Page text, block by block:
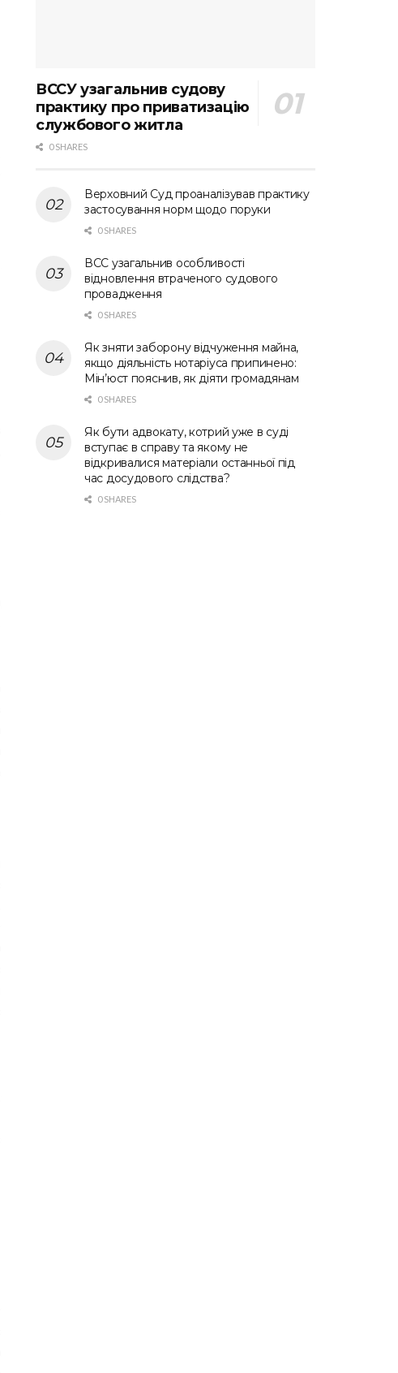
ВССУ узагальнив судову
практику про приватизацію
службового житла
0 SHARES
Верховний Суд проаналізував практику
застосування норм щодо поруки
0 SHARES
ВСС узагальнив особливості
відновлення втраченого судового
провадження
0 SHARES
Як зняти заборону відчуження майна,
якщо діяльність нотаріуса припинено:
Мін’юст пояснив, як діяти громадянам
0 SHARES
Як бути адвокату, котрий уже в суді
вступає в справу та якому не
відкривалися матеріали останньої під
час досудового слідства?
0 SHARES